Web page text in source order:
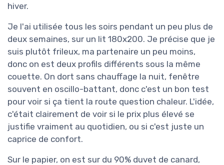
hiver.
Je l'ai utilisée tous les soirs pendant un peu plus de
deux semaines, sur un lit 180x200. Je précise que je
suis plutôt frileux, ma partenaire un peu moins,
donc on est deux profils différents sous la même
couette. On dort sans chauffage la nuit, fenêtre
souvent en oscillo-battant, donc c'est un bon test
pour voir si ça tient la route question chaleur. L'idée,
c'était clairement de voir si le prix plus élevé se
justifie vraiment au quotidien, ou si c'est juste un
caprice de confort.
Sur le papier, on est sur du 90% duvet de canard,